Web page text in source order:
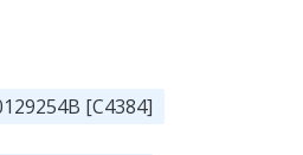
[C4384]